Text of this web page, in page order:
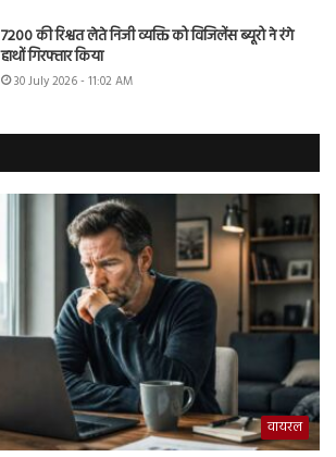
7200 की रिश्वत लेते निजी व्यक्ति को विजिलेंस ब्यूरो ने रंगे
हाथों गिरफ्तार किया
30 July 2026 - 11:02 AM
वायरल